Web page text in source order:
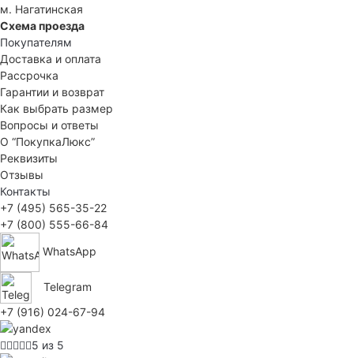
м. Нагатинская
Схема проезда
Покупателям
Доставка и оплата
Рассрочка
Гарантии и возврат
Как выбрать размер
Вопросы и ответы
О “ПокупкаЛюкс”
Реквизиты
Отзывы
Контакты
+7 (495) 565-35-22
+7 (800) 555-66-84
WhatsApp
Telegram
+7 (916) 024-67-94
5 из 5